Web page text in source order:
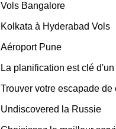
Vols Bangalore
Kolkata à Hyderabad Vols
Aéroport Pune
La planification est clé
Trouver votre escapade de
Undiscovered la Russie